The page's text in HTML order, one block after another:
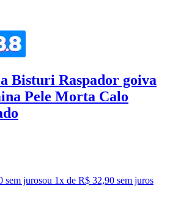
Bisturi Raspador goiva
Pele Morta Calo
sem jurosou 1x de R$ 32,90 sem juros